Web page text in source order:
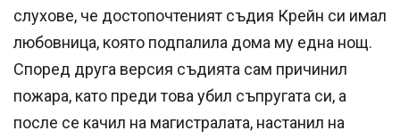
слухове, че достопочтеният съдия Крейн си имал
любовница, която подпалила дома му една нощ.
Според друга версия съдията сам причинил
пожара, като преди това убил съпругата си, а
после се качил на магистралата, настанил на